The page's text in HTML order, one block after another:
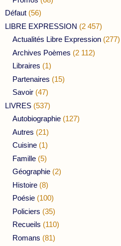
Défaut (56)
LIBRE EXPRESSION (2 457)
Actualités Libre Expression (277)
Archives Poèmes (2 112)
Libraires (1)
Partenaires (15)
Savoir (47)
LIVRES (537)
Autobiographie (127)
Autres (21)
Cuisine (1)
Famille (5)
Géographie (2)
Histoire (8)
Poésie (100)
Policiers (35)
Recueils (110)
Romans (81)